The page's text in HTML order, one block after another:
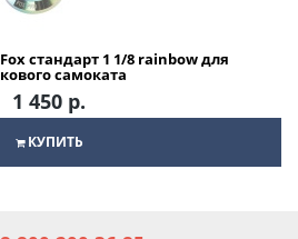
стандарт 1 1/8 rainbow для
самоката
1 450 р.
КУПИТЬ